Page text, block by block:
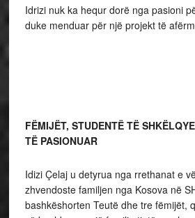
Idrizi nuk ka hequr dorë nga pasioni
duke menduar për një projekt të
FËMIJËT, STUDENTË TË
TË PASIONUAR
Idizi Çelaj u detyrua nga rrethanat e
zhvendoste familjen nga Kosova në
bashkëshorten Teutë dhe tre fëmijët,